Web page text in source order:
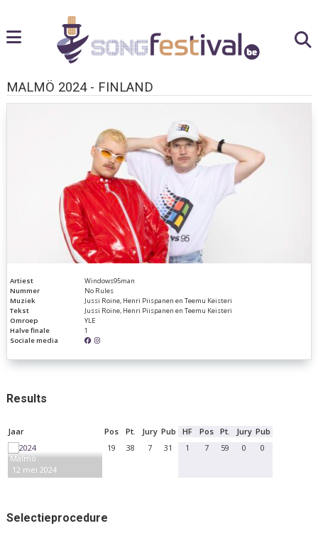
MALMÖ 2024 - FINLAND
Artiest
Windows95man
Nummer
No Rules
Muziek
Jussi Roine, Henri Piispanen en Teemu Keisteri
Tekst
Jussi Roine, Henri Piispanen en Teemu Keisteri
Omroep
YLE
Halve finale
1
Sociale media
Results
Jaar Pos Pt. Jury Pub HF Pos Pt. Jury Pub
Malmö
12 mei 2024
19 38 7 31 1 7 59 0 0
Selectieprocedure